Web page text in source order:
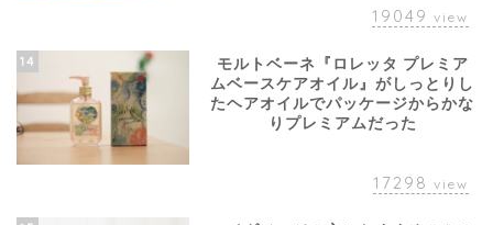
19049 view
14
モルトベーネ『ロレッタ プレミア
ムベースケアオイル』がしっとりし
たヘアオイルでパッケージからかな
りプレミアムだった
17298 view